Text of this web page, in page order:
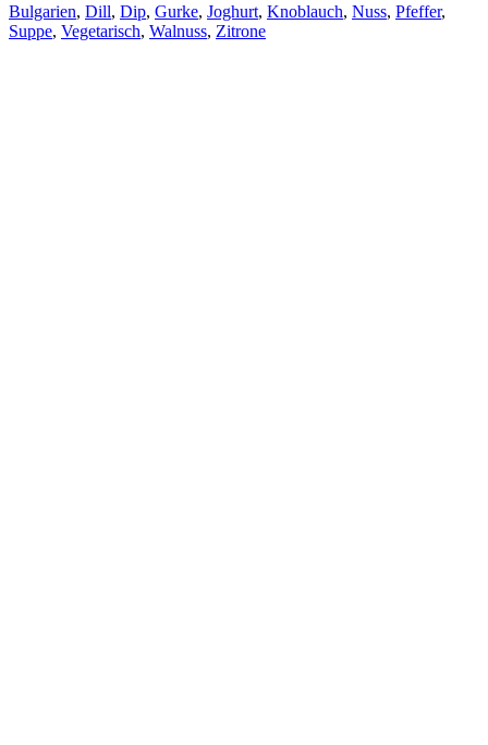
Bulgarien, Dill, Dip, Gurke, Joghurt, Knoblauch, Nuss, Pfeffer,
Suppe, Vegetarisch, Walnuss, Zitrone